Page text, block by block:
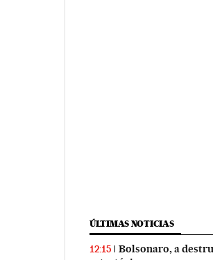
ÚLTIMAS NOTICIAS
12:15
Bolsonaro, a